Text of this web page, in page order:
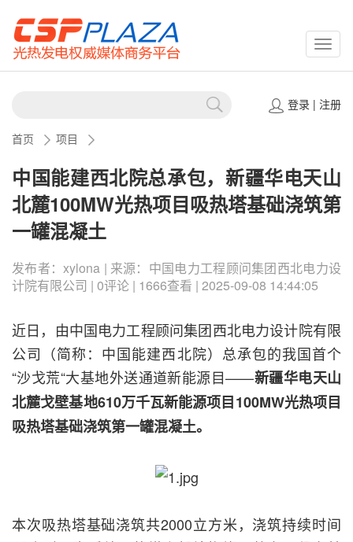
登录| 注册
首页 项目
中国能建西北院总承包，新疆华电天山
北麓100MW光热项目吸热塔基础浇筑第
一罐混凝土
发布者：xylona | 来源：中国电力工程顾问集团西北电力设
计院有限公司 | 0评论 | 1666查看 | 2025-09-08 14:44:05
近日，由中国电力工程顾问集团西北电力设计院有限
公司（简称：中国能建西北院）总承包的我国首个
“沙戈荒“大基地外送通道新能源目——新疆华电天山
北麓戈壁基地610万千瓦新能源项目100MW光热项目
吸热塔基础浇筑第一罐混凝土。
本次吸热塔基础浇筑共2000立方米，浇筑持续时间